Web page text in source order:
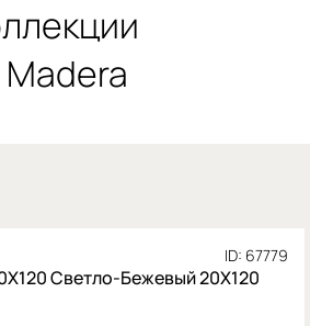
ID: 67779
Светло-Бежевый 20X120